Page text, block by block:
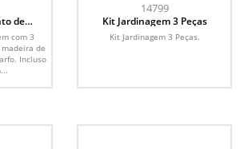
de
de
com 3
de
Incluso
14799
Kit Jardinagem 3 Peças
Kit Jardinagem 3 Peças.